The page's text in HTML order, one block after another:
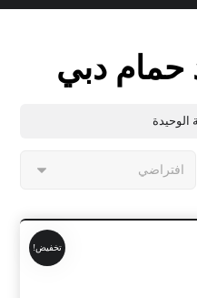
حمام دبي
الوحيدة
تخفيض!